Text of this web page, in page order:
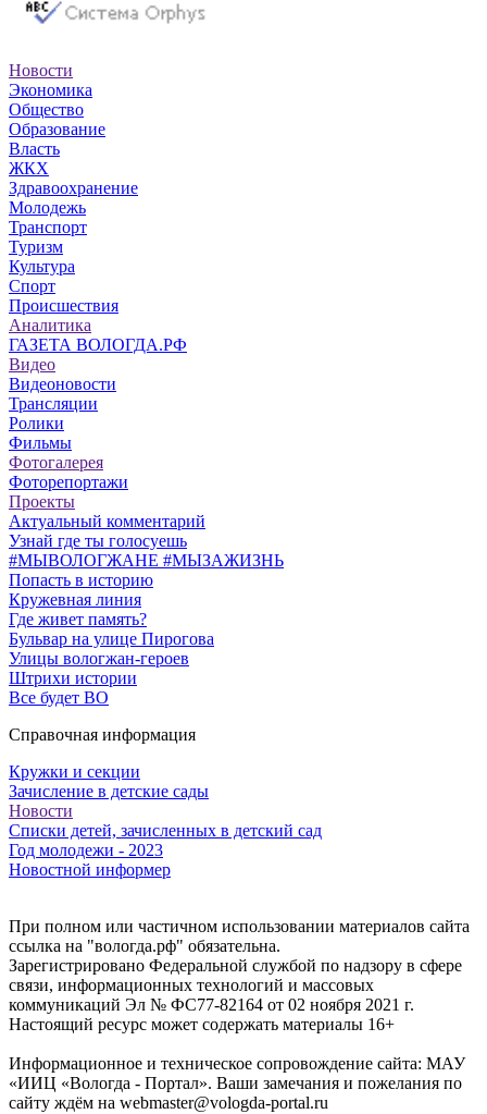
Новости
Экономика
Общество
Образование
Власть
ЖКХ
Здравоохранение
Молодежь
Транспорт
Туризм
Культура
Спорт
Происшествия
Аналитика
ГАЗЕТА ВОЛОГДА.РФ
Видео
Видеоновости
Трансляции
Ролики
Фильмы
Фотогалерея
Фоторепортажи
Проекты
Актуальный комментарий
Узнай где ты голосуешь
#МЫВОЛОГЖАНЕ #МЫЗАЖИЗНЬ
Попасть в историю
Кружевная линия
Где живет память?
Бульвар на улице Пирогова
Улицы вологжан-героев
Штрихи истории
Все будет ВО
Справочная информация
Кружки и секции
Зачисление в детские сады
Новости
Списки детей, зачисленных в детский сад
Год молодежи - 2023
Новостной информер
При полном или частичном использовании материалов сайта
ссылка на "вологда.рф" обязательна.
Зарегистрировано Федеральной службой по надзору в сфере
связи, информационных технологий и массовых
коммуникаций Эл № ФС77-82164 от 02 ноября 2021 г.
Настоящий ресурс может содержать материалы 16+
Информационное и техническое сопровождение сайта: МАУ
«ИИЦ «Вологда - Портал». Ваши замечания и пожелания по
сайту ждём на webmaster@vologda-portal.ru